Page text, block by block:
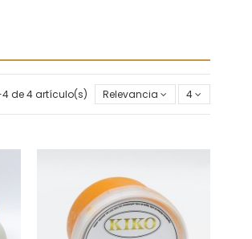
de 4 artículo(s) Relevancia 4